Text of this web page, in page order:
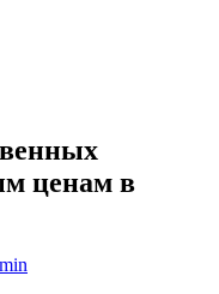
ценам в